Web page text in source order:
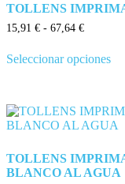
TOLLENS
15,91 € - 67,64 €
Seleccionar opciones
TOLLENS
BLANCO AL AGUA